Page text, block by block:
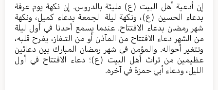
إن أدعية أهل البيت (ع) مليئة بالدروس. إن نكهة يوم عرفة
بدعاء الحسين (ع)، ونكهة ليلة الجمعة بدعاء كميل، ونكهة
شهر رمضان بدعاء الافتتاح. عندما يسمع أحدنا في أول ليلة
من الشهر دعاء الافتتاح من المآذن أو من التلفاز، يفرح قلبه،
وتتغير أحواله. والمؤمن في شهر رمضان المبارك بين دعائين
عظيمين من تراث أهل البيت (ع)؛ دعاء الافتتاح في أول
الليل، ودعاء أبي حمزة في آخره.